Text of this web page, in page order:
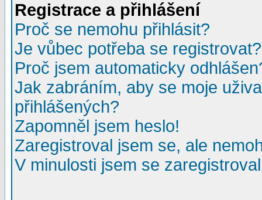
Registrace a přihlášení
Proč se nemohu přihlásit?
Je vůbec potřeba se registrovat?
Proč jsem automaticky
Jak zabráním, aby se moje
přihlášených?
Zapomněl jsem heslo!
Zaregistroval jsem se, ale
V minulosti jsem se